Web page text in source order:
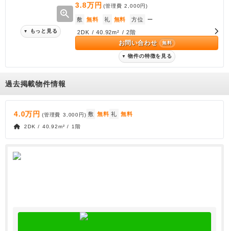
zoom_in
▼ もっと見る
3.8万円 (管理費2,000円)
敷 無料 礼 無料 方位 ー
2DK / 40.92m² / 2階
お問い合わせ 無料
▼ 物件の特徴を見る
過去掲載物件情報
4.0万円 (管理費 3,000円) 敷 無料 礼 無料
2DK / 40.92m² / 1階